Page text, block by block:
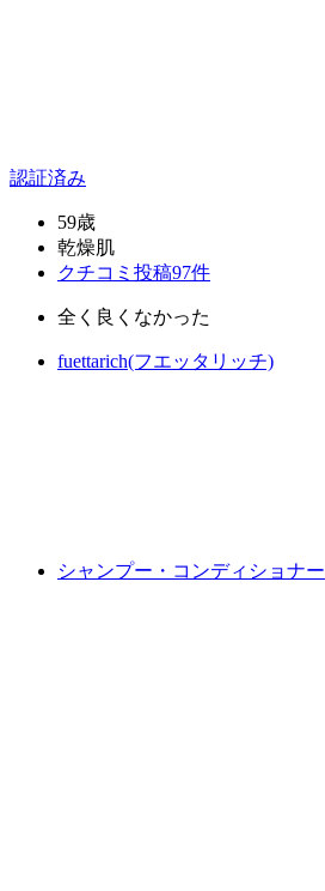
認証済み
59歳
乾燥肌
クチコミ投稿97件
全く良くなかった
fuettarich(フエッタリッチ)
シャンプー・コンディショナー